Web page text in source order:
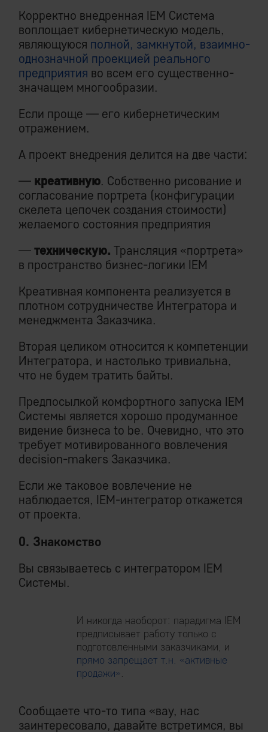
Корректно внедренная IEM Система
воплощает кибернетическую модель,
являющуюся полной, замкнутой, взаимно-
однозначной проекцией реального
предприятия во всем его существенно-
значащем многообразии.
Если проще — его кибернетическим
отражением.
А проект внедрения делится на две части:
— креативную. Собственно рисование и
согласование портрета (конфигурации
скелета цепочек создания стоимости)
желаемого состояния предприятия
— техническую. Трансляция «портрета»
в пространство бизнес-логики IEM
Креативная компонента реализуется в
плотном сотрудничестве Интегратора и
менеджмента Заказчика.
Вторая целиком относится к компетенции
Интегратора, и настолько тривиальна,
что не будем тратить байты.
Предпосылкой комфортного запуска IEM
Системы является хорошо продуманное
видение бизнеса to be. Очевидно, что это
требует мотивированного вовлечения
decision-makers Заказчика.
Если же таковое вовлечение не
наблюдается, IEM-интегратор откажется
от проекта.
0. Знакомство
Вы связываетесь с интегратором IEM
Системы.
И никогда наоборот: парадигма IEM
предписывает работу только с
подготовленными заказчиками, и
прямо запрещает т.н. «активные
продажи».
Сообщаете что-то типа «вау, нас
заинтересовало, давайте встретимся, вы